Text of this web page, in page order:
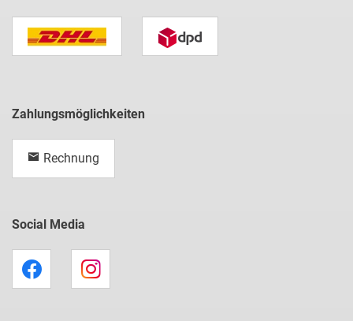
Zahlungsmöglichkeiten
Rechnung
Social Media